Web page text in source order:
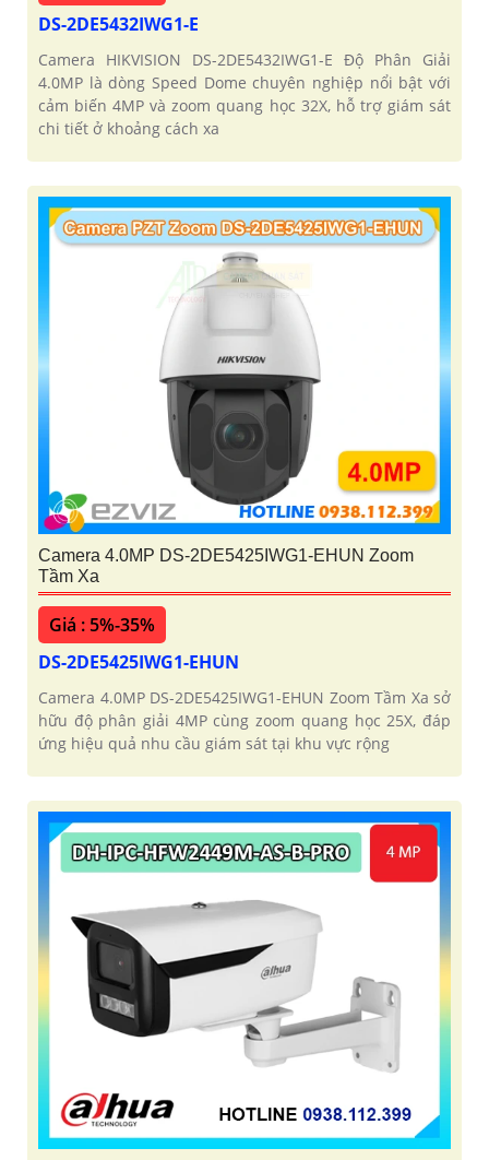
DS-2DE5432IWG1-E
Camera HIKVISION DS-2DE5432IWG1-E Độ Phân Giải
4.0MP là dòng Speed Dome chuyên nghiệp nổi bật với
cảm biến 4MP và zoom quang học 32X, hỗ trợ giám sát
chi tiết ở khoảng cách xa
Camera 4.0MP DS-2DE5425IWG1-EHUN Zoom
Tầm Xa
Giá : 5%-35%
DS-2DE5425IWG1-EHUN
Camera 4.0MP DS-2DE5425IWG1-EHUN Zoom Tầm Xa sở
hữu độ phân giải 4MP cùng zoom quang học 25X, đáp
ứng hiệu quả nhu cầu giám sát tại khu vực rộng